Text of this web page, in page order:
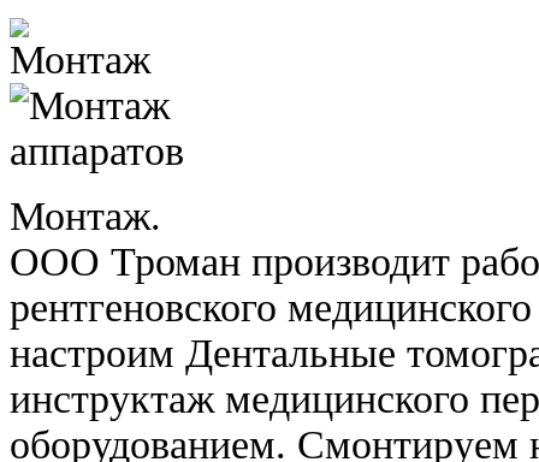
Монтаж.
ООО Троман производит
рентгеновского
настроим Дентальные
инструктаж медицинского
оборудованием.